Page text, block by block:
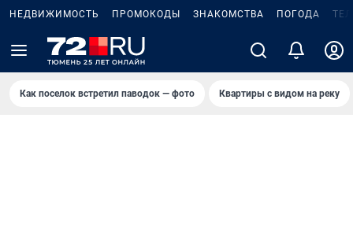
НЕДВИЖИМОСТЬ ПРОМОКОДЫ ЗНАКОМСТВА ПОГОДА
Как поселок встретил паводок — фото Квартиры с видом на реку